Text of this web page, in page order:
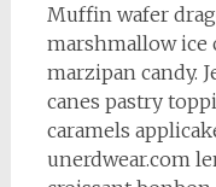
Muffin wafer
marshmallow ice
marzipan candy.
canes pastry
caramels
unerdwear.com